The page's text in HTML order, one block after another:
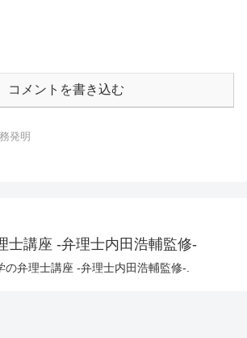
コメントを書き込む
発明
士講座 -弁理士内田浩輔監修-
の弁理士講座 -弁理士内田浩輔監修-.